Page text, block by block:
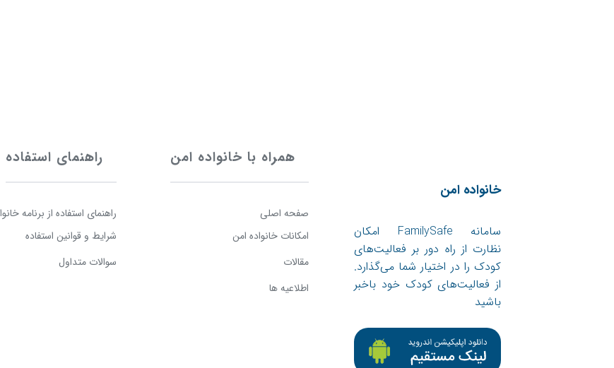
خانواده امن
سامانه FamilySafe امکان
نظارت از راه دور بر فعالیت‌های
کودک را در اختیار شما می‌گذارد.
از فعالیت‌های کودک خود باخبر
باشید
همراه با خانواده امن
صفحه اصلی
امکانات خانواده امن
مقالات
اطلاعیه ها
راهنمای استفاده
راهنمای استفاده از برنامه
شرایط و قوانین استفاده
سوالات متداول